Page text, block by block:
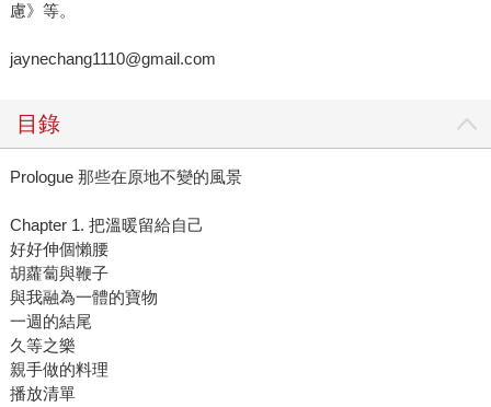
慮》等。
jaynechang1110@gmail.com
目錄
Prologue 那些在原地不變的風景
Chapter 1. 把溫暖留給自己
好好伸個懶腰
胡蘿蔔與鞭子
與我融為一體的寶物
一週的結尾
久等之樂
親手做的料理
播放清單